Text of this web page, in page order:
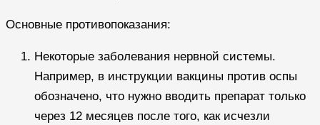
Основные противопоказания:
Некоторые заболевания нервной системы.
Например, в инструкции вакцины против оспы
обозначено, что нужно вводить препарат только
через 12 месяцев после того, как исчезли